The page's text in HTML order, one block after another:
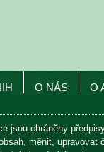
O NÁS O
jsou chráněny
měnit,